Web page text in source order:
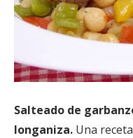
Salteado de
longaniza. Una